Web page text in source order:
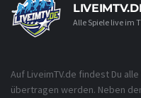
Alle Spiele live im
Auf LiveimTV.de findest Du
übertragen werden. Neben